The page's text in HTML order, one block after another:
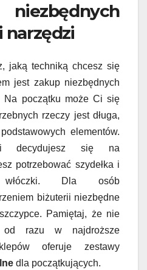
narzędzi
jaką techniką chcesz się
jest zakup niezbędnych
Na początku może Ci się
rzeczy jest długa,
elementów.
decydujesz się na
potrzebować szydełka i
Dla osób
biżuterii niezbędne
Pamiętaj, że nie
od razu w najdroższe
oferuje zestawy
dla początkujących.